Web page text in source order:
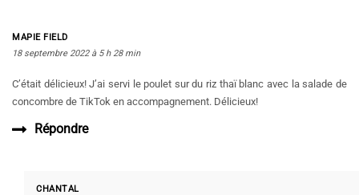
MAPIE FIELD
18 septembre 2022 à 5 h 28 min
C’était délicieux! J’ai servi le poulet sur du riz thaï blanc avec la salade de
concombre de TikTok en accompagnement. Délicieux!
Répondre
CHANTAL